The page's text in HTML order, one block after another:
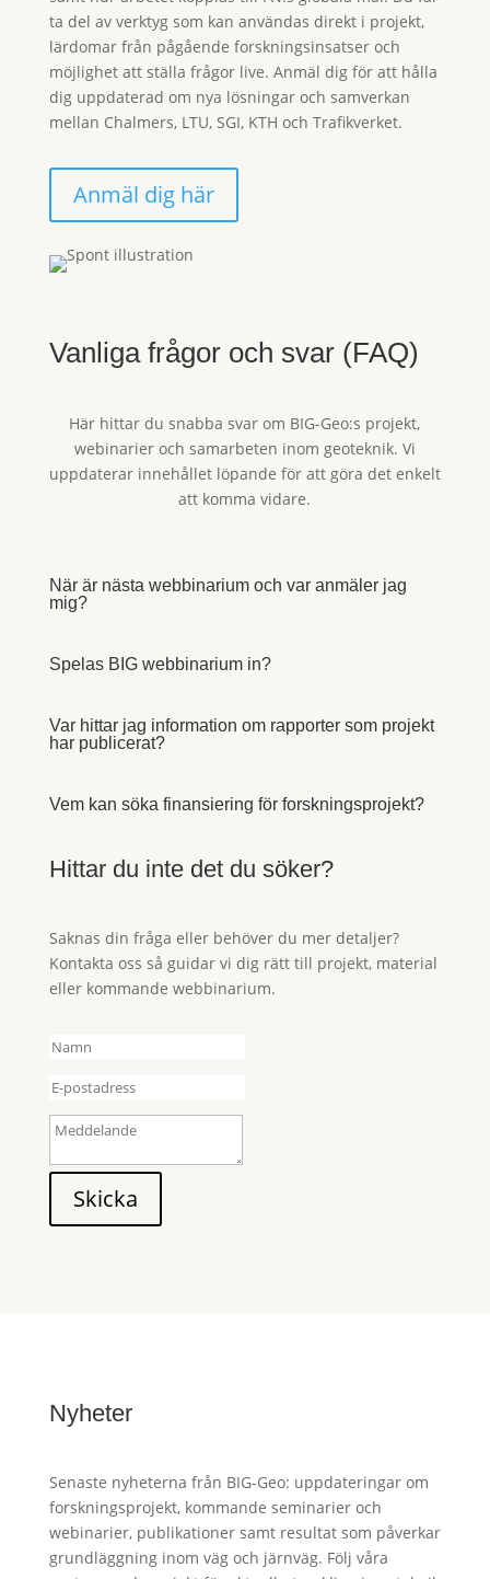
ta del av verktyg som kan användas direkt i projekt,
lärdomar från pågående forskningsinsatser och
möjlighet att ställa frågor live. Anmäl dig för att hålla
dig uppdaterad om nya lösningar och samverkan
mellan Chalmers, LTU, SGI, KTH och Trafikverket.
Anmäl dig här
Vanliga frågor och svar (FAQ)
Här hittar du snabba svar om BIG-Geo:s projekt,
webinarier och samarbeten inom geoteknik. Vi
uppdaterar innehållet löpande för att göra det enkelt
att komma vidare.
När är nästa webbinarium och var anmäler jag
mig?
Spelas BIG webbinarium in?
Var hittar jag information om rapporter som projekt
har publicerat?
Vem kan söka finansiering för forskningsprojekt?
Hittar du inte det du söker?
Saknas din fråga eller behöver du mer detaljer?
Kontakta oss så guidar vi dig rätt till projekt, material
eller kommande webbinarium.
Skicka
Nyheter
Senaste nyheterna från BIG-Geo: uppdateringar om
forskningsprojekt, kommande seminarier och
webinarier, publikationer samt resultat som påverkar
grundläggning inom väg och järnväg. Följ våra